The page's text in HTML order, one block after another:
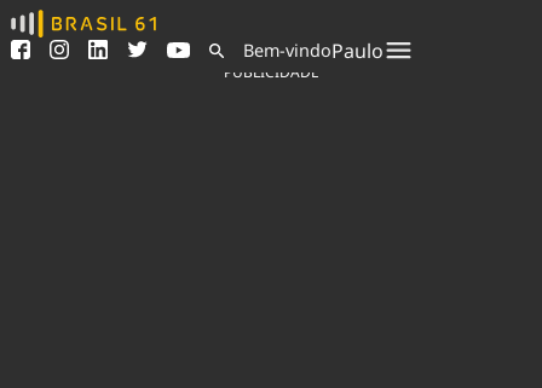
Ver todas as notícias
Podcasts
Indicadores
Bem-vindoPaulo
PUBLICIDADE